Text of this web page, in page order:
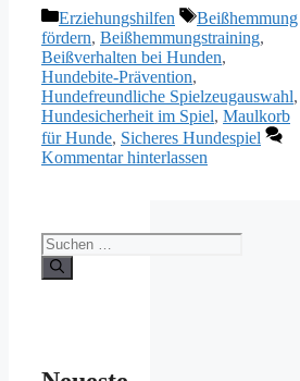
Kategorien
Erziehungshilfen Schlagwörter
Beißhemmung
fördern, Beißhemmungstraining,
Beißverhalten bei Hunden,
Hundebite-Prävention,
Hundefreundliche Spielzeugauswahl,
Hundesicherheit im Spiel, Maulkorb
für Hunde, Sicheres Hundespiel
Kommentar hinterlassen
Suchen
nach: